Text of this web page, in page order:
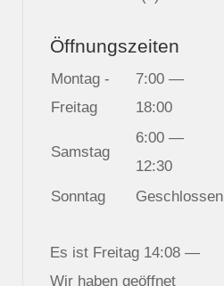
Öffnungszeiten
Montag -
Freitag
7:00 —
18:00
Samstag
6:00 —
12:30
Sonntag
Geschlossen
Es istFreitag14:08—
Wir haben geöffnet